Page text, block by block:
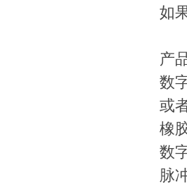
如
产
数
或
橡
数
脉